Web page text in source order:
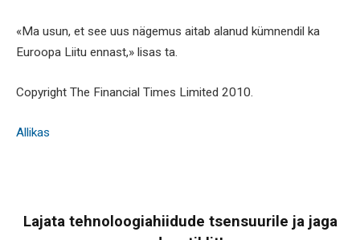
«Ma usun, et see uus nägemus aitab alanud kümnendil ka
Euroopa Liitu ennast,» lisas ta.
Copyright The Financial Times Limited 2010.
Allikas
Lajata tehnoloogiahiidude tsensuurile ja jaga